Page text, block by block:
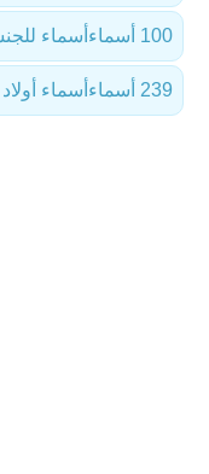
أسماء 100 أسماء
أسماء 239 أسماء